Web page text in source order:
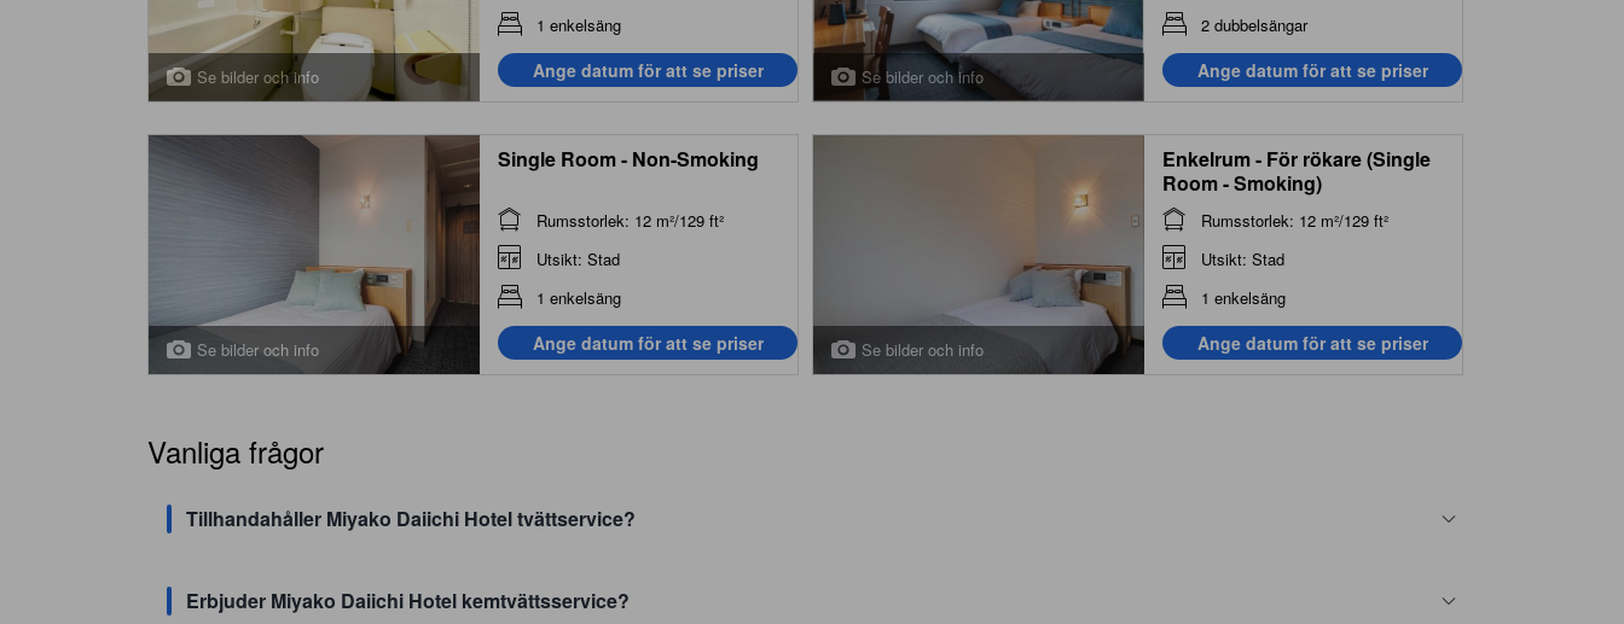
Se bilder och info
1 enkelsäng
Ange datum för att se priser Se bilder och info
2 dubbelsängar
Ange datum för att se priser
Se bilder och info
Single Room - Non-Smoking
Rumsstorlek: 12 m²/129 ft²
Utsikt: Stad
1 enkelsäng
Ange datum för att se priser Se bilder och info
Enkelrum - För rökare (Single
Room - Smoking)
Rumsstorlek: 12 m²/129 ft²
Utsikt: Stad
1 enkelsäng
Ange datum för att se priser
Vanliga frågor
Tillhandahåller Miyako Daiichi Hotel tvättservice?
Erbjuder Miyako Daiichi Hotel kemtvättsservice?